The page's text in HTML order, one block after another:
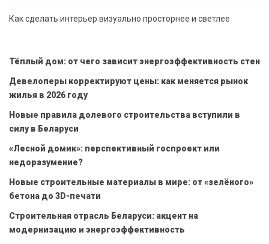
Как сделать интерьер визуально просторнее и светлее
Тёплый дом: от чего зависит энергоэффективность стен
Девелоперы корректируют цены: как меняется рынок
жилья в 2026 году
Новые правила долевого строительства вступили в
силу в Беларуси
«Лесной домик»: перспективный госпроект или
недоразумение?
Новые строительные материалы в мире: от «зелёного»
бетона до 3D-печати
Строительная отрасль Беларуси: акцент на
модернизацию и энергоэффективность